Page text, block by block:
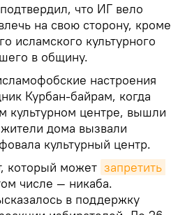
что ИГ вело
на свою сторону, кроме
исламского культурного
в общину.
настроения
Курбан-байрам, когда
культурном центре, вышли
дома вызвали
культурный центр.
который может запретить
числе — никаба.
в поддержку